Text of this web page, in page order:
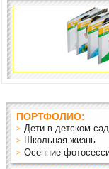
ПОРТФОЛИО:
Дети в детском
Школьная жизнь
Осенние